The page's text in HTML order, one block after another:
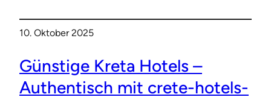
10. Oktober 2025
Günstige Kreta Hotels –
Authentisch mit crete-hotels-